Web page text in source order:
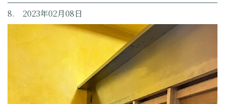
8. 2023年02月08日